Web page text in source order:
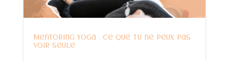
Mentoring yoga : ce que tu ne peux pas
voir seule